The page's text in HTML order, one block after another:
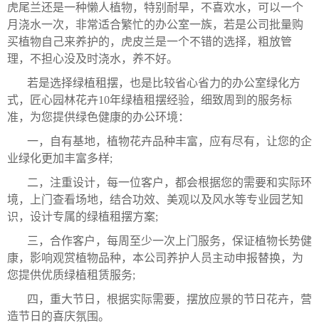
虎尾兰还是一种懒人植物，特别耐旱，不喜欢水，可以一个
月浇水一次，非常适合繁忙的办公室一族，若是公司批量购
买植物自己来养护的，虎皮兰是一个不错的选择，粗放管
理，不担心没及时浇水，养不好。
若是选择绿植租摆，也是比较省心省力的办公室绿化方
式，匠心园林花卉10年绿植租摆经验，细致周到的服务标
准，为您提供绿色健康的办公环境：
一，自有基地，植物花卉品种丰富，应有尽有，让您的企
业绿化更加丰富多样;
二，注重设计，每一位客户，都会根据您的需要和实际环
境，上门查看场地，结合功效、美观以及风水等专业园艺知
识，设计专属的绿植租摆方案;
三，合作客户，每周至少一次上门服务，保证植物长势健
康，影响观赏植物品种，本公司养护人员主动申报替换，为
您提供优质绿植租赁服务;
四，重大节日，根据实际需要，摆放应景的节日花卉，营
造节日的喜庆氛围。